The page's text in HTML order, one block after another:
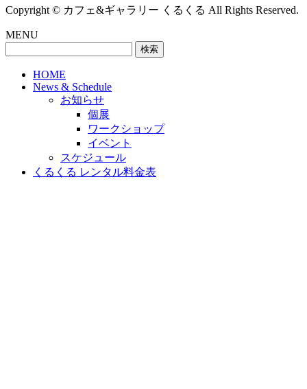
Copyright © カフェ&ギャラリー くるくる All Rights Reserved.
MENU
HOME
News & Schedule
お知らせ
個展
ワークショップ
イベント
スケジュール
くるくる レンタル料金表